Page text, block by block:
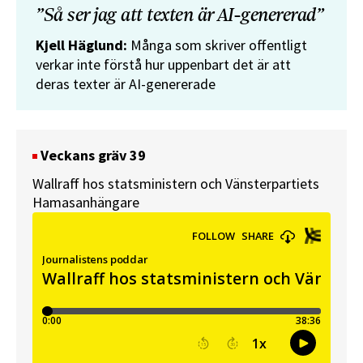
”Så ser jag att texten är AI-genererad”
Kjell Häglund: Många som skriver offentligt
verkar inte förstå hur uppenbart det är att
deras texter är AI-genererade
Veckans gräv 39
Wallraff hos statsministern och Vänsterpartiets
Hamasanhängare